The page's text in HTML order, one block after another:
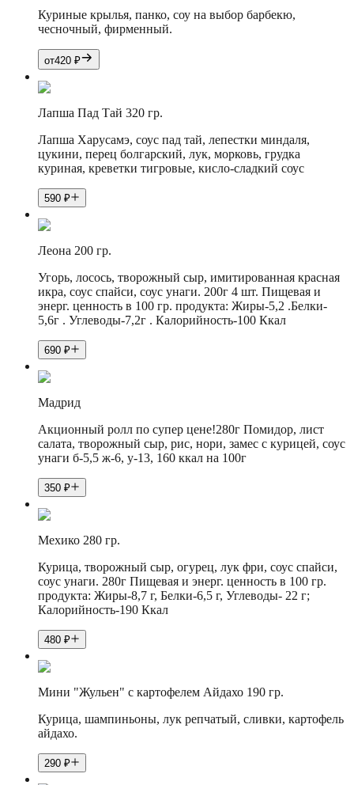
Куриные крылья, панко, соу на выбор барбекю,
чесночный, фирменный.
от420 ₽
Лапша Пад Тай 320 гр.
Лапша Харусамэ, соус пад тай, лепестки миндаля,
цукини, перец болгарский, лук, морковь, грудка
куриная, креветки тигровые, кисло-сладкий соус
590 ₽
Леона 200 гр.
Угорь, лосось, творожный сыр, имитированная красная
икра, соус спайси, соус унаги. 200г 4 шт. Пищевая и
энерг. ценность в 100 гр. продукта: Жиры-5,2 .Белки-
5,6г . Углеводы-7,2г . Калорийность-100 Ккал
690 ₽
Мадрид
Акционный ролл по супер цене!280г Помидор, лист
салата, творожный сыр, рис, нори, замес с курицей, соус
унаги б-5,5 ж-6, у-13, 160 ккал на 100г
350 ₽
Мехико 280 гр.
Курица, творожный сыр, огурец, лук фри, соус спайси,
соус унаги. 280г Пищевая и энерг. ценность в 100 гр.
продукта: Жиры-8,7 г, Белки-6,5 г, Углеводы- 22 г;
Калорийность-190 Ккал
480 ₽
Мини "Жульен" с картофелем Айдахо 190 гр.
Курица, шампиньоны, лук репчатый, сливки, картофель
айдахо.
290 ₽